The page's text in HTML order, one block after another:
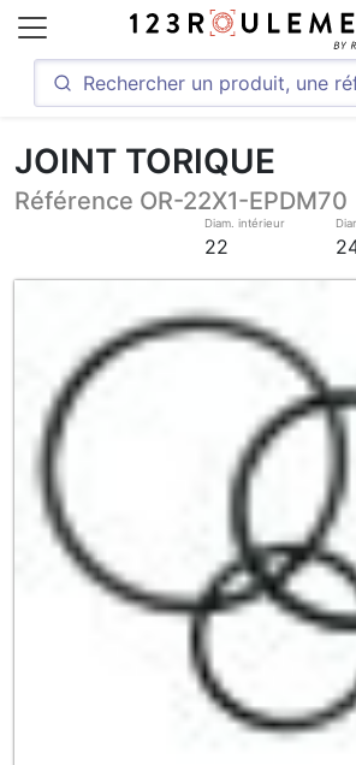
JOINT TORIQUE
Référence OR-22X1-EPDM70
Diam. intérieur
22